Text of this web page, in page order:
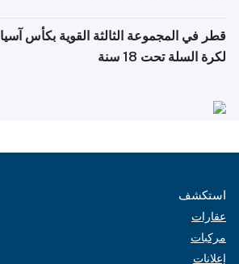
قطر في المجموعة الثالثة القوية بكأس آسيا
لكرة السلة تحت 18 سنة
استكشف
عقارات
مركبات
إعلانات